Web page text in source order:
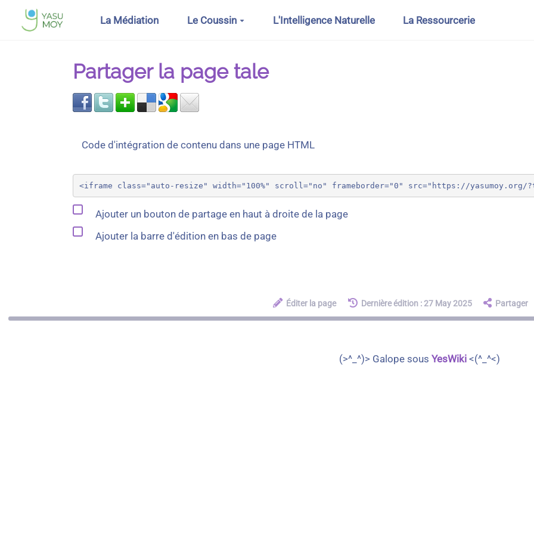
Aller au contenu principalLa Médiation Le Coussin L'Intelligence Naturelle La Ressourcerie
Partager la page tale
Code d'intégration de contenu dans une page HTML
Ajouter un bouton de partage en haut à droite de la page
Ajouter la barre d'édition en bas de page
Éditer la page Dernière édition : 27 May 2025 Partager
(>^_^)> Galope sous YesWiki <(^_^<)